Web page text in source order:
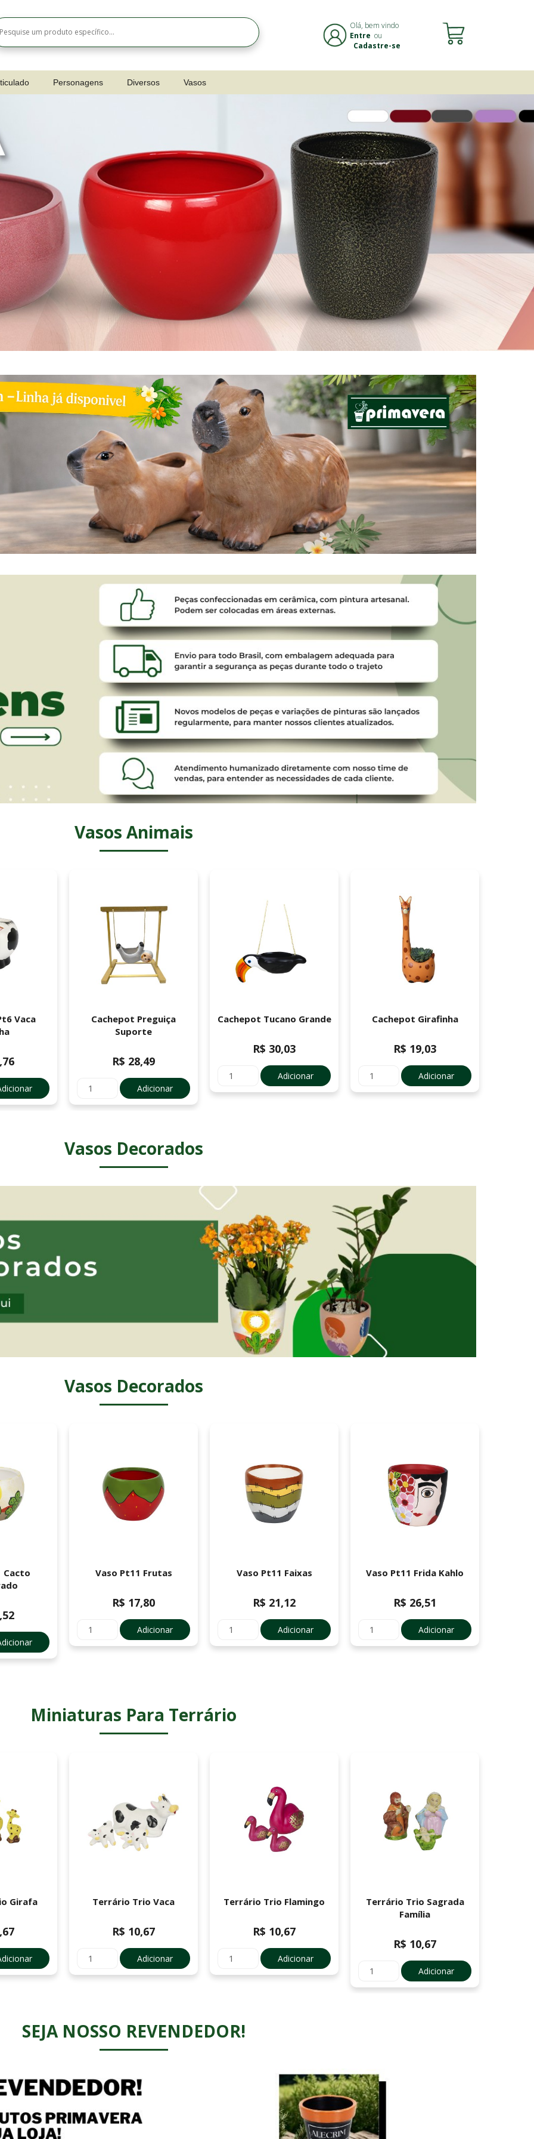
Olá, bem vindo
Entreou
Cadastre-se
Personagens Diversos Vasos
Vasos Animais
Vaca
Cachepot Preguiça
Suporte
R$ 28,49
Adicionar
Cachepot Tucano Grande
R$ 30,03
Adicionar
Cachepot Girafinha
R$ 19,03
Adicionar
Vasos Decorados
Vasos Decorados
Cacto
Vaso Pt11 Frutas
R$ 17,80
Adicionar
Vaso Pt11 Faixas
R$ 21,12
Adicionar
Vaso Pt11 Frida Kahlo
R$ 26,51
Adicionar
Miniaturas Para Terrário
Girafa Terrário Trio Vaca
R$ 10,67
Adicionar
Terrário Trio Flamingo
R$ 10,67
Adicionar
Terrário Trio Sagrada
Família
R$ 10,67
Adicionar
SEJA NOSSO REVENDEDOR!